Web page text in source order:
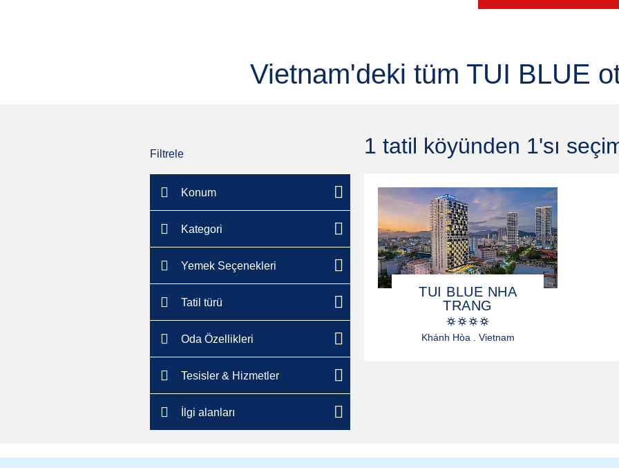
Vietnam'deki tüm TUI BLUE
Filtrele
Konum
Kategori
Yemek Seçenekleri
Tatil türü
Oda Özellikleri
Tesisler & Hizmetler
İlgi alanları
1 tatil köyünden 1'sı
TUI BLUE NHA
TRANG
Khánh Hòa . Vietnam